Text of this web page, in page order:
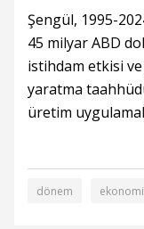
Şengül, 1995-
45 milyar ABD
istihdam etkisi
yaratma
üretim
dönem ekonomi